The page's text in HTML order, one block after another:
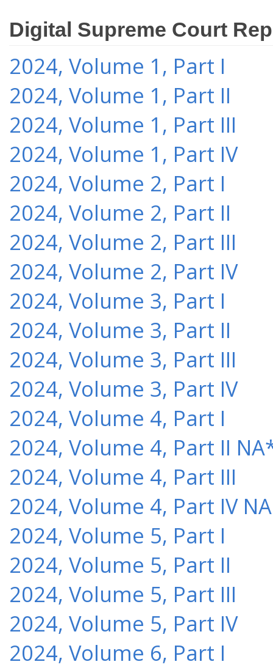
Digital Supreme Court
2024, Volume 1, Part I
2024, Volume 1, Part II
2024, Volume 1, Part III
2024, Volume 1, Part IV
2024, Volume 2, Part I
2024, Volume 2, Part II
2024, Volume 2, Part III
2024, Volume 2, Part IV
2024, Volume 3, Part I
2024, Volume 3, Part II
2024, Volume 3, Part III
2024, Volume 3, Part IV
2024, Volume 4, Part I
2024, Volume 4, Part II
2024, Volume 4, Part III
2024, Volume 4, Part IV NA
2024, Volume 5, Part I
2024, Volume 5, Part II
2024, Volume 5, Part III
2024, Volume 5, Part IV
2024, Volume 6, Part I